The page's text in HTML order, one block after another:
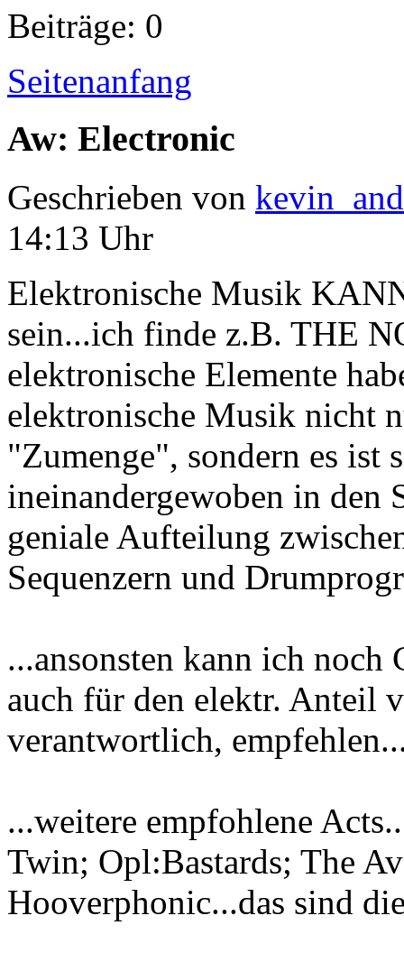
Beiträge: 0
Seitenanfang
Aw: Electronic
Geschrieben von
14:13 Uhr
Elektronische Musik
sein...ich finde z.B. THE
elektronische Elemente
elektronische Musik nicht
"Zumenge", sondern es ist
ineinandergewoben in den
geniale Aufteilung
Sequenzern und
...ansonsten kann ich
auch für den elektr. Anteil
verantwortlich,
...weitere empfohlene
Twin; Opl:Bastards; The
Hooverphonic...das sind